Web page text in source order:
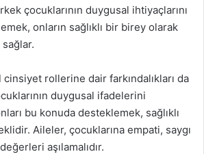
çocuklarının duygusal ihtiyaçlarını
onların sağlıklı bir birey olarak
rollerine dair farkındalıkları da
duygusal ifadelerini
bu konuda desteklemek, sağlıklı
Aileler, çocuklarına empati, saygı
aşılamalıdır.